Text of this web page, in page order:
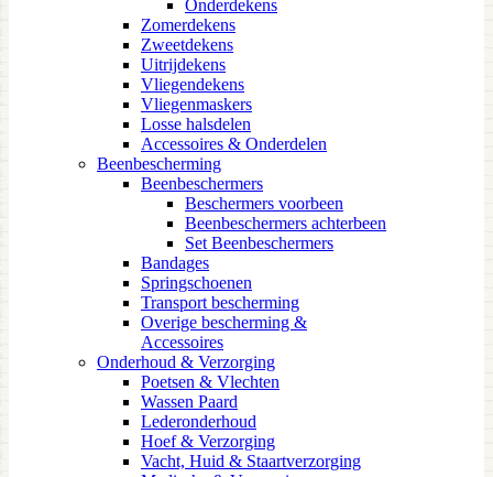
Onderdekens
Zomerdekens
Zweetdekens
Uitrijdekens
Vliegendekens
Vliegenmaskers
Losse halsdelen
Accessoires & Onderdelen
Beenbescherming
Beenbeschermers
Beschermers voorbeen
Beenbeschermers achterbeen
Set Beenbeschermers
Bandages
Springschoenen
Transport bescherming
Overige bescherming &
Accessoires
Onderhoud & Verzorging
Poetsen & Vlechten
Wassen Paard
Lederonderhoud
Hoef & Verzorging
Vacht, Huid & Staartverzorging